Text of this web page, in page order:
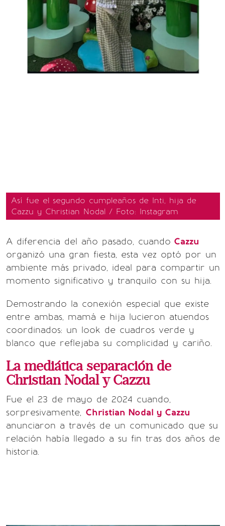
Así fue el segundo cumpleaños de Inti, hija de
Cazzu y Christian Nodal / Foto: Instagram
A diferencia del año pasado, cuando Cazzu
organizó una gran fiesta, esta vez optó por un
ambiente más privado, ideal para compartir un
momento significativo y tranquilo con su hija.
Demostrando la conexión especial que existe
entre ambas, mamá e hija lucieron atuendos
coordinados: un look de cuadros verde y
blanco que reflejaba su complicidad y cariño.
La mediática separación de
Christian Nodal y Cazzu
Fue el 23 de mayo de 2024 cuando,
sorpresivamente, Christian Nodal y Cazzu
anunciaron a través de un comunicado que su
relación había llegado a su fin tras dos años de
historia.